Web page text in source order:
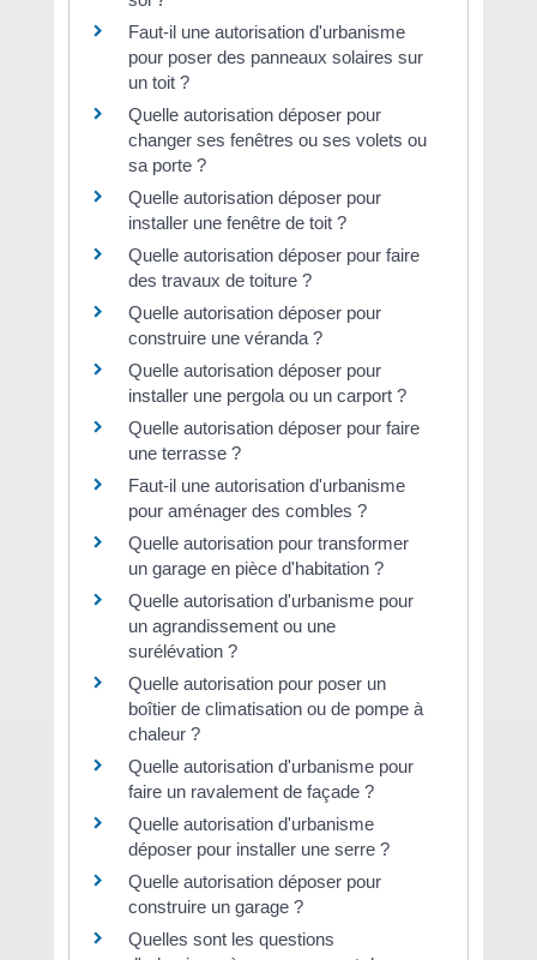
Faut-il une autorisation d'urbanisme
pour poser des panneaux solaires sur
un toit ?
Quelle autorisation déposer pour
changer ses fenêtres ou ses volets ou
sa porte ?
Quelle autorisation déposer pour
installer une fenêtre de toit ?
Quelle autorisation déposer pour faire
des travaux de toiture ?
Quelle autorisation déposer pour
construire une véranda ?
Quelle autorisation déposer pour
installer une pergola ou un carport ?
Quelle autorisation déposer pour faire
une terrasse ?
Faut-il une autorisation d'urbanisme
pour aménager des combles ?
Quelle autorisation pour transformer
un garage en pièce d'habitation ?
Quelle autorisation d'urbanisme pour
un agrandissement ou une
surélévation ?
Quelle autorisation pour poser un
boîtier de climatisation ou de pompe à
chaleur ?
Quelle autorisation d'urbanisme pour
faire un ravalement de façade ?
Quelle autorisation d'urbanisme
déposer pour installer une serre ?
Quelle autorisation déposer pour
construire un garage ?
Quelles sont les questions